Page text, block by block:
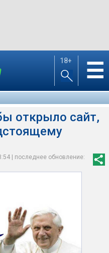
18+ ☰
открыло сайт,
| последнее обновление: